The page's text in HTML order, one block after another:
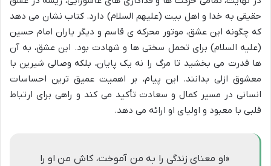
حقیقی به خدا و اهل بیت (علیهم السلام) دارد. کتاب نشان می دهد
که چگونه این عشق، موتور محرکه ی قاسم و دیگر یاران امام حسین
(علیه السلام) برای تحمل سختی ها و شهادت بود. این عشق، به آن
ها قدرت می بخشید تا مرگ را نه یک پایان، بلکه وصالی شیرین با
معشوق ازلی بدانند. این پیام، بر اهمیت عمیق ترین احساسات
انسانی در مسیر کمال و سعادت تأکید می کند و راهی برای ارتباط
قلبی با معبود و اولیای او ارائه می دهد.
«او معنای زندگی را به من آموخت، کاش من او را